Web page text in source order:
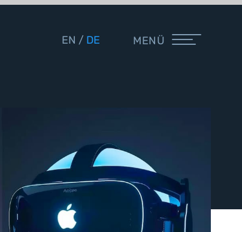
EN DE MENÜ